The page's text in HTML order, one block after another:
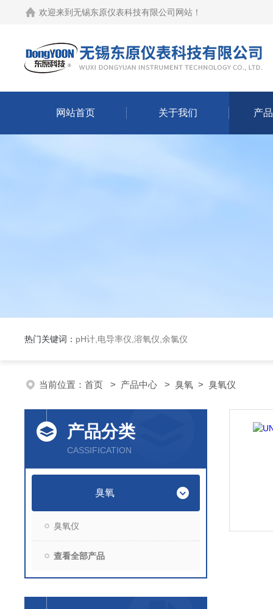
欢迎来到 无锡东原仪表科技有限公司网站 ！
网站首页 关于我们 产
热门关键词： pH计,电导率仪,溶氧仪,余氯仪
当前位置： 首页 > 产品中心 > 臭氧 > 臭氧仪
产品分类
CASSIFICATION
臭氧
臭氧仪
查看全部产品